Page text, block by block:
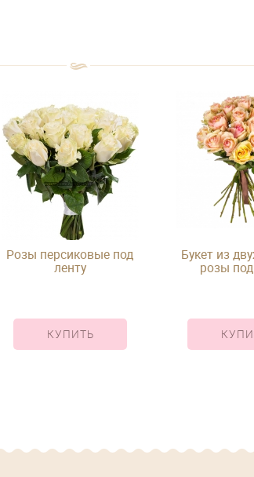
Розы персиковые под
ленту
КУПИТЬ
Букет из
розы